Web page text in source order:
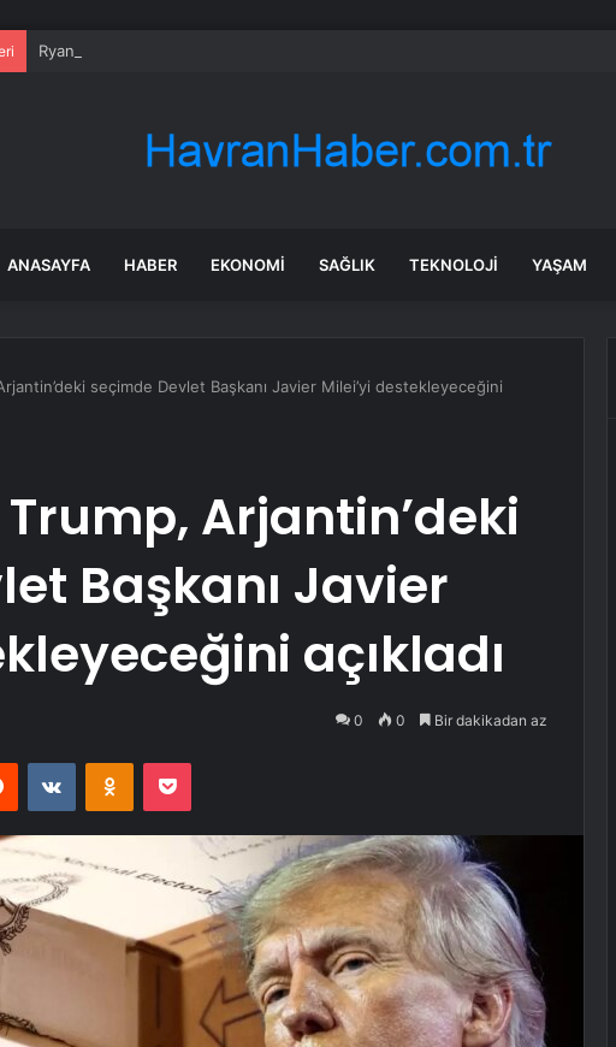
Ryan Blaney, North Wilkesboro’daki tarihi yarış öncesinde sıcak serisini
ANASAYFA HABER EKONOMI SAĞLIK TEKNOLOJI YAŞAM
seçimde Devlet Başkanı Javier Milei’yi destekleyeceğini
Trump, Arjantin’deki
Başkanı Javier
açıkladı
0 0 Bir dakikadan az
Reddit VKontakteOdnoklassniki
Pocket